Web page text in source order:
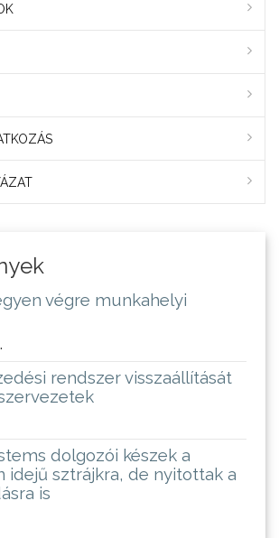
végre munkahelyi
rendszer visszaállítását
dolgozói készek a
idejű sztrájkra, de nyitottak a
is